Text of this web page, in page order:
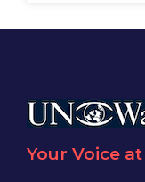
Your Voice